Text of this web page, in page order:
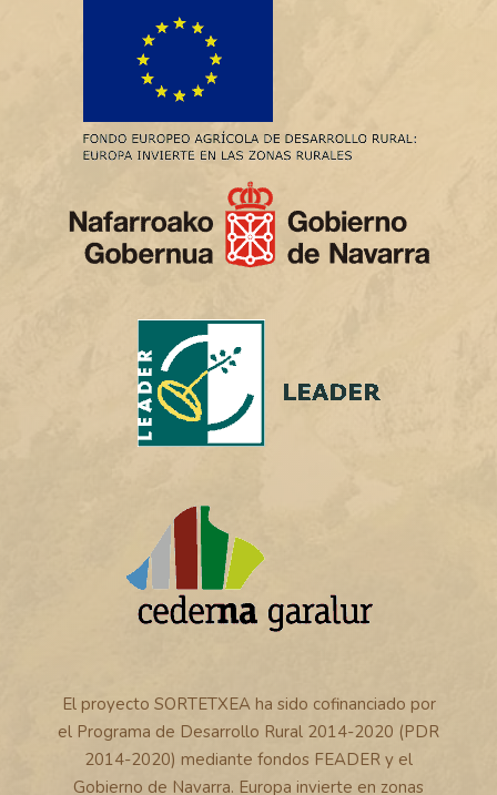
El proyecto SORTETXEA ha sido cofinanciado por
el Programa de Desarrollo Rural 2014-2020 (PDR
2014-2020) mediante fondos FEADER y el
Gobierno de Navarra. Europa invierte en zonas